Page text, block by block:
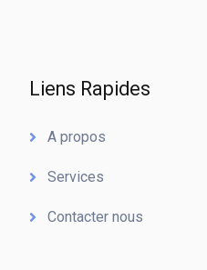
Liens Rapides
A propos
Services
Contacter nous